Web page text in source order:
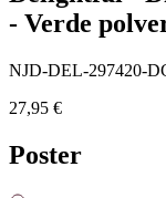
- Verde
NJD-DEL-297420-
27,95 €
Poster